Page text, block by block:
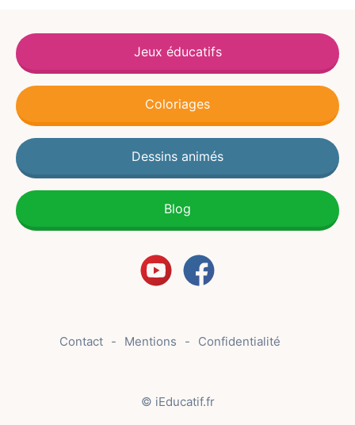
Jeux éducatifs
Coloriages
Dessins animés
Blog
Contact Mentions Confidentialité
© iEducatif.fr